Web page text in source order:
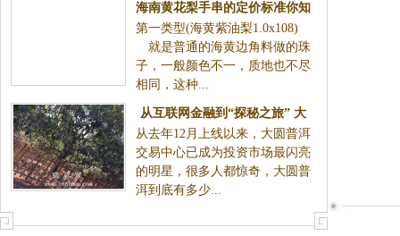
海南黄花梨手串的定价标准你知
道吗？
第一类型(海黄紫油梨1.0x108)
就是普通的海黄边角料做的珠
子，一般颜色不一，质地也不尽
相同，这种...
从互联网金融到“探秘之旅” 大
圆普洱如何赢得投资者的心
从去年12月上线以来，大圆普洱
交易中心已成为投资市场最闪亮
的明星，很多人都惊奇，大圆普
洱到底有多少...